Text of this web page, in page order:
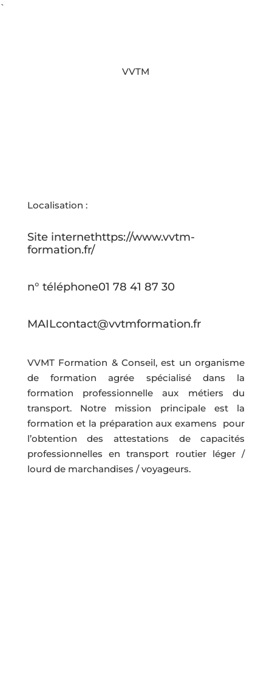
`
VVTM
Localisation :
Site internethttps://www.vvtm-
formation.fr/
n° téléphone01 78 41 87 30
MAILcontact@vvtmformation.fr
VVMT Formation & Conseil, est un organisme
de formation agrée spécialisé dans la
formation professionnelle aux métiers du
transport. Notre mission principale est la
formation et la préparation aux examens pour
l’obtention des attestations de capacités
professionnelles en transport routier léger /
lourd de marchandises / voyageurs.